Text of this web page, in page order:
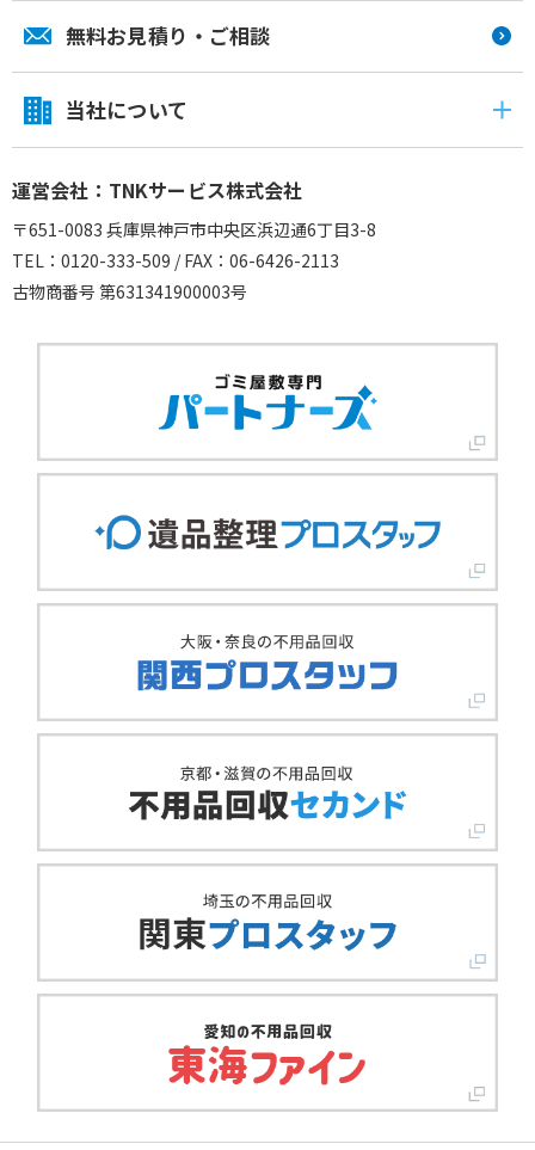
無料お見積り・ご相談
当社について
運営会社：TNKサービス株式会社
〒651-0083 兵庫県神戸市中央区浜辺通6丁目3-8
TEL：0120-333-509 / FAX：06-6426-2113
古物商番号 第631341900003号